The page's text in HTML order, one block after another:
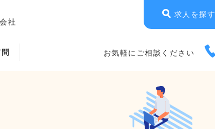
社
求人を探す
お気軽にご相談ください